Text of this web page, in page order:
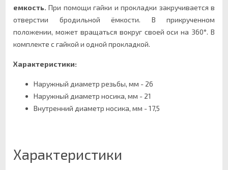
емкость. При помощи гайки и прокладки закручивается в
отверстии бродильной ёмкости. В прикрученном
положении, может вращаться вокруг своей оси на 360°. В
комплекте с гайкой и одной прокладкой.
Характеристики:
Наружный диаметр резьбы, мм - 26
Наружный диаметр носика, мм - 21
Внутренний диаметр носика, мм - 17,5
Характеристики